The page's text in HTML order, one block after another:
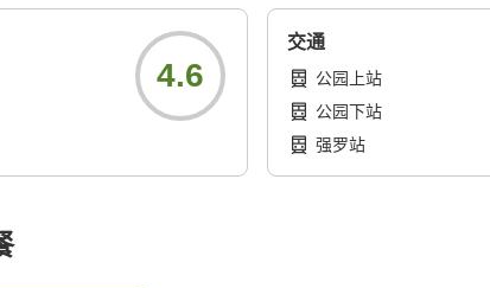
4.6
交通
公园上站
公园下站
强罗站